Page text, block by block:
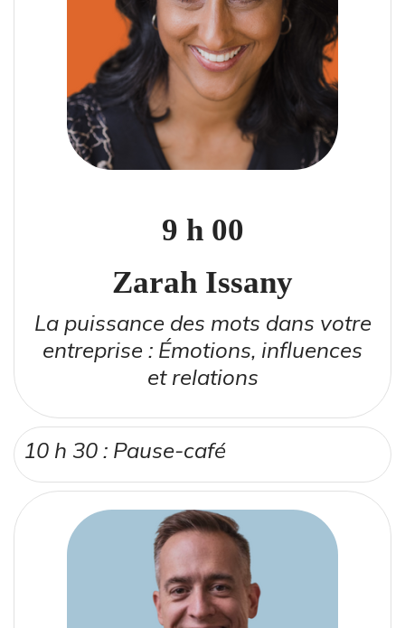
9 h 00
Zarah Issany
La puissance des mots dans votre
entreprise : Émotions, influences
et relations
10 h 30 : Pause-café